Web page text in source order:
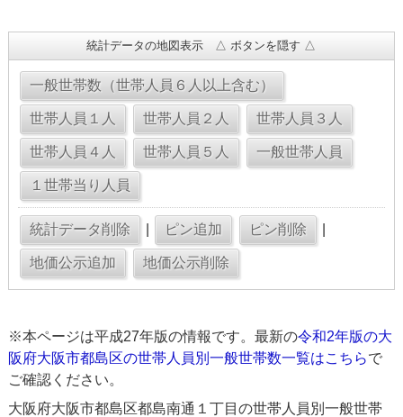
統計データの地図表示 △ ボタンを隠す △
※本ページは平成27年版の情報です。最新の令和2年版の大
阪府大阪市都島区の世帯人員別一般世帯数一覧はこちらで
ご確認ください。
大阪府大阪市都島区都島南通１丁目の世帯人員別一般世帯